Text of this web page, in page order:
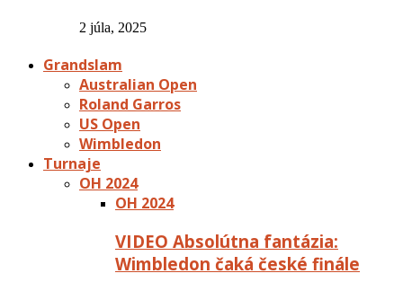
2 júla, 2025
Grandslam
Australian Open
Roland Garros
US Open
Wimbledon
Turnaje
OH 2024
OH 2024
VIDEO Absolútna fantázia:
Wimbledon čaká české finále